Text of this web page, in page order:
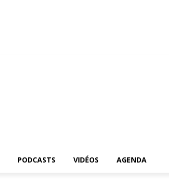
PODCASTS VIDÉOS AGENDA